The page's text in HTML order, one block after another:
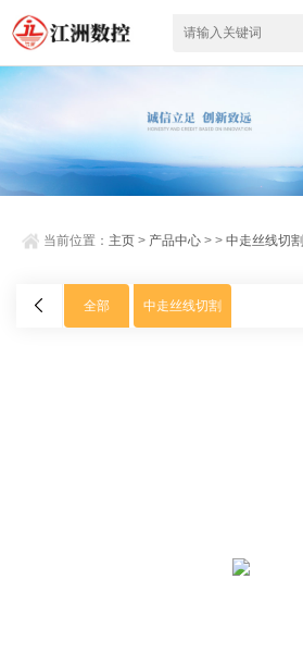
当前位置： 主页 > 产品中心 > >中走丝线切割
全部 中走丝线切割